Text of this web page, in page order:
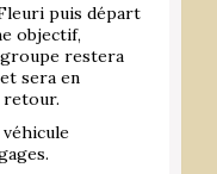
puis départ
objectif,
restera
sera en